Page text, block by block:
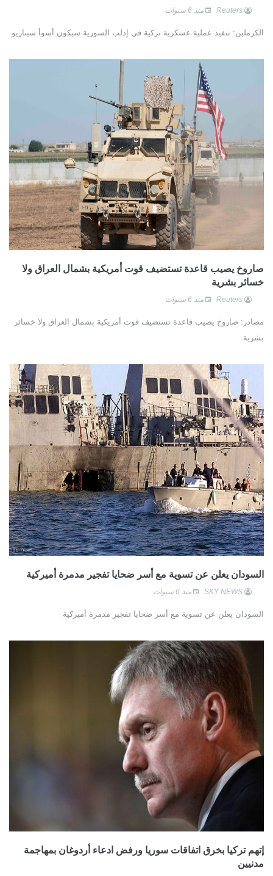
Reuters منذ 6 سنوات
الكرملين: تنفيذ عملية عسكرية تركية في إدلب السورية سيكون أسوأ سيناريو
صاروخ يصيب قاعدة تستضيف قوت أمريكية بشمال العراق ولا
خسائر بشرية
Reuters منذ 6 سنوات
مصادر: صاروخ يصيب قاعدة تستضيف قوت أمريكية بشمال العراق ولا خسائر
بشرية
السودان يعلن عن تسوية مع أسر ضحايا تفجير مدمرة أميركية
SKY NEWS منذ 6 سنوات
السودان يعلن عن تسوية مع أسر ضحايا تفجير مدمرة أميركية
إتهم تركيا بخرق اتفاقات سوريا ورفض ادعاء أردوغان بمهاجمة
مدنيين